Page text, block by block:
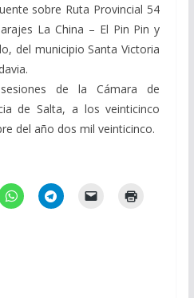
sobre Ruta Provincial 54
La China – El Pin Pin y
del municipio Santa Victoria
de la Cámara de
de Salta, a los veinticinco
del año dos mil veinticinco.